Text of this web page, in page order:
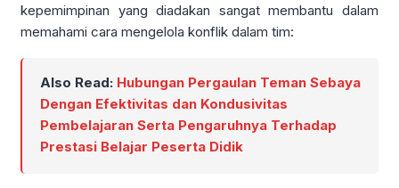
kepemimpinan yang diadakan sangat membantu dalam
memahami cara mengelola konflik dalam tim:
Also Read: Hubungan Pergaulan Teman Sebaya
Dengan Efektivitas dan Kondusivitas
Pembelajaran Serta Pengaruhnya Terhadap
Prestasi Belajar Peserta Didik